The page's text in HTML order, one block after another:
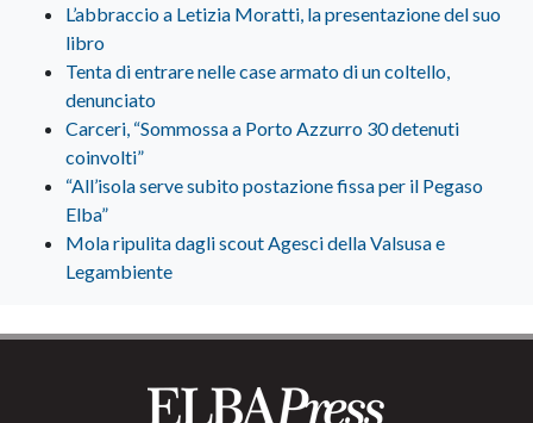
L’abbraccio a Letizia Moratti, la presentazione del suo
libro
Tenta di entrare nelle case armato di un coltello,
denunciato
Carceri, “Sommossa a Porto Azzurro 30 detenuti
coinvolti”
“All’isola serve subito postazione fissa per il Pegaso
Elba”
Mola ripulita dagli scout Agesci della Valsusa e
Legambiente